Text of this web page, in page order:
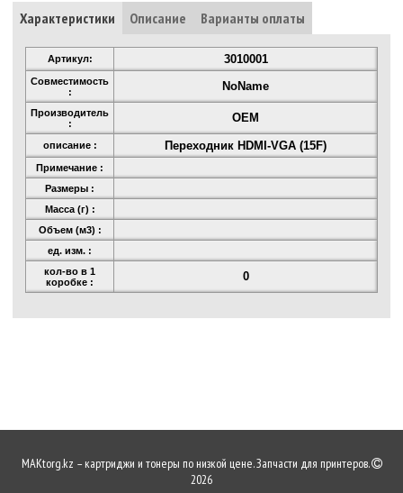
Характеристики Описание Варианты оплаты
Артикул: 3010001
Совместимость
:
NoName
Производитель
:
OEM
описание : Переходник HDMI-VGA (15F)
Примечание :
Размеры :
Масса (г) :
Объем (м3) :
ед. изм. :
кол-во в 1
коробке :
0
MAKtorg.kz – картриджи и тонеры по низкой цене. Запчасти для принтеров.
2026